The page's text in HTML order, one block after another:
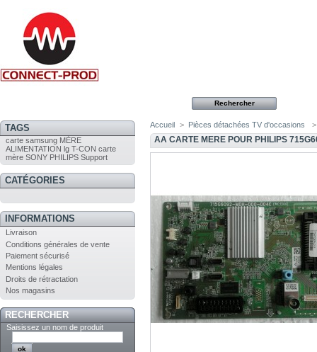
TAGS
carte samsung MÈRE
ALIMENTATION lg T-CON carte
mère SONY PHILIPS Support
CATÉGORIES
INFORMATIONS
Livraison
Conditions générales de vente
Paiement sécurisé
Mentions légales
Droits de rétractation
Nos magasins
RECHERCHER
Saisissez un nom de produit
Accueil > Pièces détachées TV d'occasions >
AA CARTE MERE POUR PHILIPS